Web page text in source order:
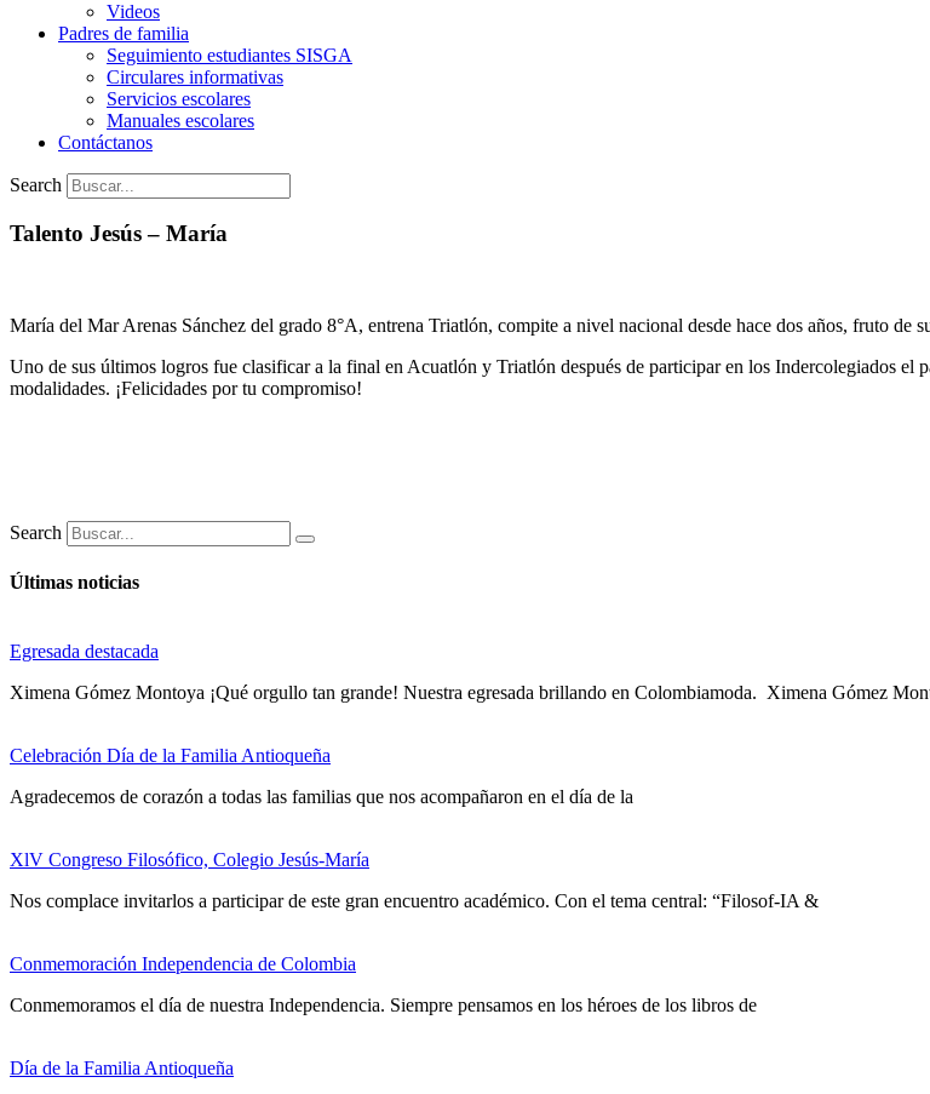
Videos
Padres de familia
Seguimiento estudiantes SISGA
Circulares informativas
Servicios escolares
Manuales escolares
Contáctanos
Search
Talento Jesús – María
María del Mar Arenas Sánchez del grado 8°A, entrena Triatlón, compite a nivel nacional desde hace dos años, fruto de
Uno de sus últimos logros fue clasificar a la final en Acuatlón y Triatlón después de participar en los Indercolegiados el
modalidades. ¡Felicidades por tu compromiso!
Search
Últimas noticias
Egresada destacada
Ximena Gómez Montoya ¡Qué orgullo tan grande! Nuestra egresada brillando en Colombiamoda. Ximena Gómez
Celebración Día de la Familia Antioqueña
Agradecemos de corazón a todas las familias que nos acompañaron en el día de la
XlV Congreso Filosófico, Colegio Jesús-María
Nos complace invitarlos a participar de este gran encuentro académico. Con el tema central: “Filosof-IA &
Conmemoración Independencia de Colombia
Conmemoramos el día de nuestra Independencia. Siempre pensamos en los héroes de los libros de
Día de la Familia Antioqueña